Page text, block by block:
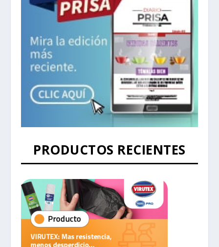
PRODUCTOS RECIENTES